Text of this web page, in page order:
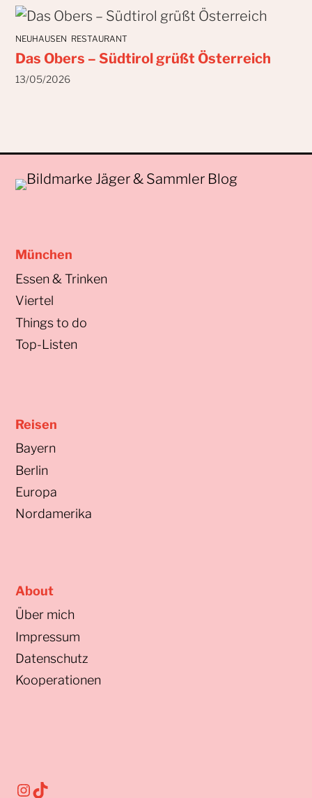
NEUHAUSEN RESTAURANT
Das Obers – Südtirol grüßt Österreich
13/05/2026
München
Essen & Trinken
Viertel
Things to do
Top-Listen
Reisen
Bayern
Berlin
Europa
Nordamerika
About
Über mich
Impressum
Datenschutz
Kooperationen
Instagram
TikTok